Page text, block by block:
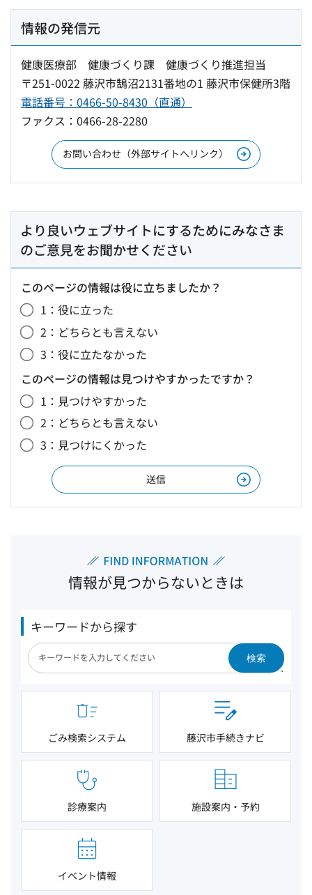
情報の発信元
健康医療部 健康づくり課 健康づくり推進担当
〒251-0022 藤沢市鵠沼2131番地の1 藤沢市保健所3階
電話番号：0466-50-8430（直通）
ファクス：0466-28-2280
お問い合わせ（外部サイトへリンク）
より良いウェブサイトにするためにみなさま
のご意見をお聞かせください
このページの情報は役に立ちましたか？
1：役に立った
2：どちらとも言えない
3：役に立たなかった
このページの情報は見つけやすかったですか？
1：見つけやすかった
2：どちらとも言えない
3：見つけにくかった
情報が見つからないときは
キーワードから探す
検索
ごみ検索システム 藤沢市手続きナビ
診療案内 施設案内・予約
イベント情報